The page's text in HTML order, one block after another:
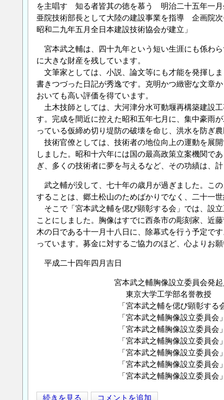
び
写
真
展
の
お
知
ら
せ
の
を主唱す 知る者皆其の徳を慕う 明治二十五年一
亜院技術部長として大陸の建設事業を指導 企画院
昭和二九年五月全日本建設技術協会が建立」
宮本武之輔は、四十九年という短い生涯にも係わ
に大きな財産を残しています。
文筆家としては、小説、論文等にも才能を発揮し
書きつづった日記が秀逸です。克明かつ緻密な文章
おいても高い評価を得ています。
土木技師としては、大河津分水可動堰再構築建設
す。完成を間近に控えた昭和五年七月に、集中豪雨
っている仮締め切り堤防の破壊を命じ、洪水を防ぎ農
技術官僚としては、技術者の地位向上の運動を展
しました。昭和十六年には国の最高政策立案機関で
ぎ、多くの技術者に夢を与えるなど、その功績は、
武之輔が没して、七十年の歳月が過ぎました。こ
することは、郷土松山のためばかりでなく、二十一
そこで「宮本武之輔を偲び顕彰する会」では、設
ことにしました。胸像はすでに西条市の彫刻家、近
木の日である十一月十八日に、除幕式を行う予定で
っています。募金に対するご協力のほど、心よりお願
平成二十四年四月吉日
宮本武之輔胸像設立委員会発起
東京大学工学部名
「宮本武之輔を偲び顕彰す
「宮本武之輔胸像設立委員会」
「宮本武之輔胸像設立委員
「宮本武之輔胸像設立委員
「宮本武之輔胸像設立委員
「宮本武之輔胸像設立委員
「宮本武之輔胸像設立委員
民
続きを見る コメントを追加